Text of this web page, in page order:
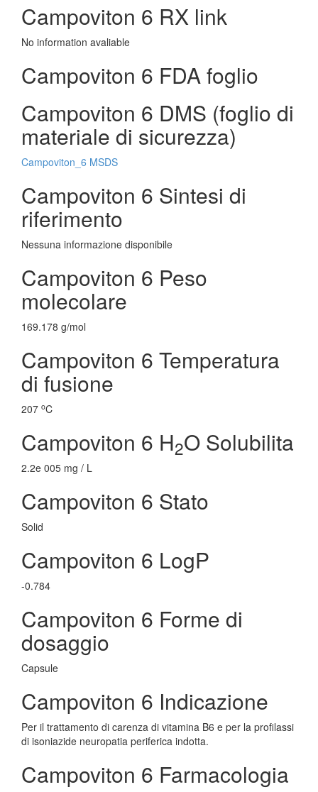
Campoviton 6 RX link
No information avaliable
Campoviton 6 FDA foglio
Campoviton 6 DMS (foglio di
materiale di sicurezza)
Campoviton_6 MSDS
Campoviton 6 Sintesi di
riferimento
Nessuna informazione disponibile
Campoviton 6 Peso
molecolare
169.178 g/mol
Campoviton 6 Temperatura
di fusione
207 oC
Campoviton 6 H2O Solubilita
2.2e 005 mg / L
Campoviton 6 Stato
Solid
Campoviton 6 LogP
-0.784
Campoviton 6 Forme di
dosaggio
Capsule
Campoviton 6 Indicazione
Per il trattamento di carenza di vitamina B6 e per la profilassi
di isoniazide neuropatia periferica indotta.
Campoviton 6 Farmacologia